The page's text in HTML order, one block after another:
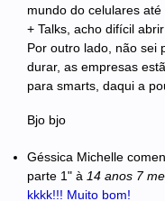
mundo do celulares
+ Talks, acho difícil
Por outro lado, não sei
durar, as empresas
para smarts, daqui a
Bjo bjo
Géssica Michelle
parte 1" à 14 anos 7
kkkk!!! Muito bom!